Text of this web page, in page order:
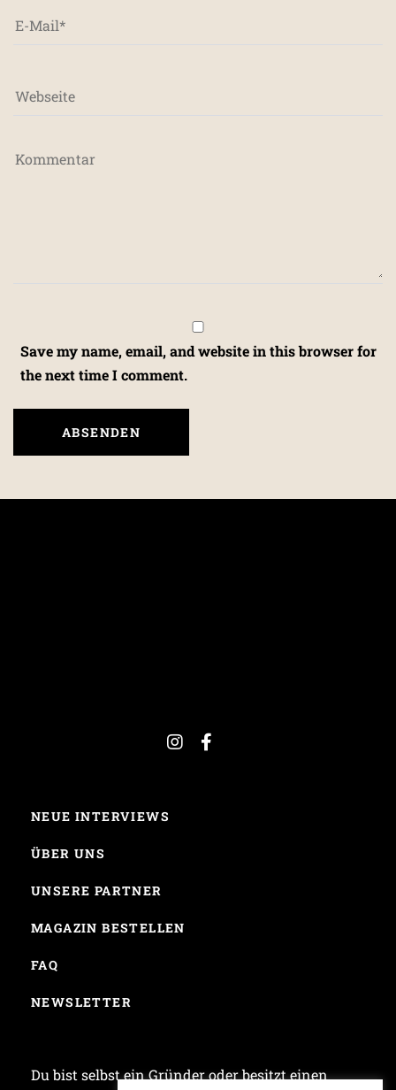
Save my name, email, and website in this browser for
the next time I comment.
NEUE INTERVIEWS
ÜBER UNS
UNSERE PARTNER
MAGAZIN BESTELLEN
FAQ
NEWSLETTER
Du bist selbst ein Gründer oder besitzt einen